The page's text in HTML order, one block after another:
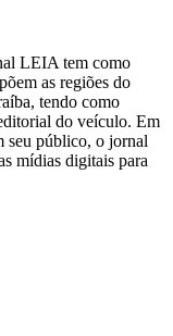
LEIA tem como
as regiões do
tendo como
do veículo. Em
seu público, o jornal
mídias digitais para